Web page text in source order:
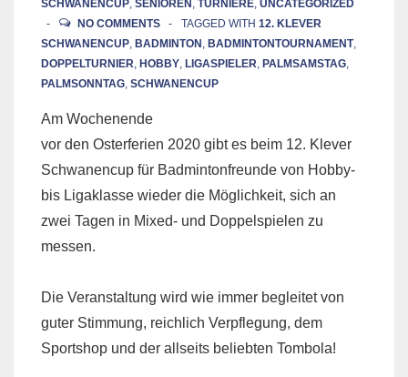
SCHWANENCUP, SENIOREN, TURNIERE, UNCATEGORIZED
NO COMMENTS
TAGGED WITH 12. KLEVER
SCHWANENCUP, BADMINTON, BADMINTONTOURNAMENT,
DOPPELTURNIER, HOBBY, LIGASPIELER, PALMSAMSTAG,
PALMSONNTAG, SCHWANENCUP
Am Wochenende
vor den Osterferien 2020 gibt es beim 12. Klever
Schwanencup für Badmintonfreunde von Hobby-
bis Ligaklasse wieder die Möglichkeit, sich an
zwei Tagen in Mixed- und Doppelspielen zu
messen.
Die Veranstaltung wird wie immer begleitet von
guter Stimmung, reichlich Verpflegung, dem
Sportshop und der allseits beliebten Tombola!